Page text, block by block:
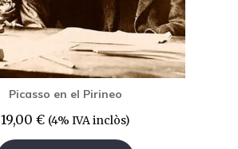
Picasso en el Pirineo
19,00 € (4% IVA inclòs)